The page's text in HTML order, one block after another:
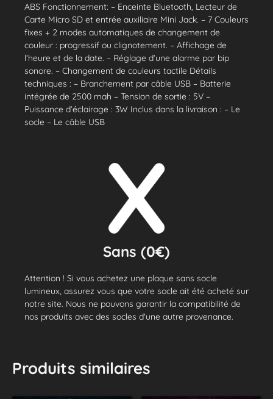
ABS Fonctionnement: – Enceinte Bluetooth, Lecteur de
Carte Micro SD et entrée auxiliaire Mini Jack. – 7 Couleurs
fixes + 2 modes automatiques de changement de
couleur : progressif ou clignotement. – Affichage de
l’heure et de la date. – Réglage d’une alarme par bip
sonore. – Changement de couleurs tactile Détails
techniques : – Branchement par câble USB – Batterie
intégrée de 2500 mah – Tension de sortie : 5V –
Puissance d’éclairage : 3W Inclus dans la livraison : – Le
socle – Le câble USB
Sans (0€)
Attention ! Si vous achetez une plaque sans socle
lumineux, assurez vous que votre socle ait été acheté sur
notre site. Nous ne pouvons garantir la compatibilité de
nos produits avec des socles d'une autre provenance.
Produits similaires